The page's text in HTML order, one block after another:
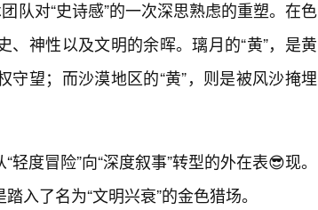
队对“史诗感”的一次深思熟虑的重塑。在色
神性以及文明的余晖。璃月的“黄”，是黄
望；而沙漠地区的“黄”，则是被风沙掩埋
度冒险”向“深度叙事”转型的外在表😎现。
入了名为“文明兴衰”的金色猎场。